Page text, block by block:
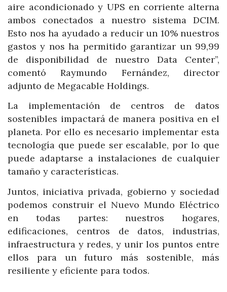
aire acondicionado y UPS en corriente alterna
ambos conectados a nuestro sistema DCIM.
Esto nos ha ayudado a reducir un 10% nuestros
gastos y nos ha permitido garantizar un 99,99
de disponibilidad de nuestro Data Center”,
comentó Raymundo Fernández, director
adjunto de Megacable Holdings.
La implementación de centros de datos
sostenibles impactará de manera positiva en el
planeta. Por ello es necesario implementar esta
tecnología que puede ser escalable, por lo que
puede adaptarse a instalaciones de cualquier
tamaño y características.
Juntos, iniciativa privada, gobierno y sociedad
podemos construir el Nuevo Mundo Eléctrico
en todas partes: nuestros hogares,
edificaciones, centros de datos, industrias,
infraestructura y redes, y unir los puntos entre
ellos para un futuro más sostenible, más
resiliente y eficiente para todos.